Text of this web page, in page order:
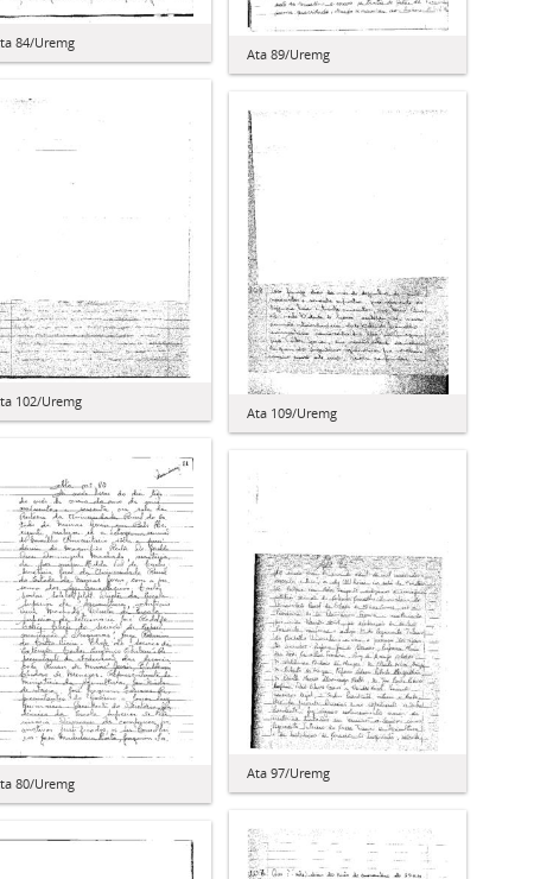
84/Uremg
Ata 89/Uremg
102/Uremg
Ata 109/Uremg
80/Uremg
Ata 97/Uremg